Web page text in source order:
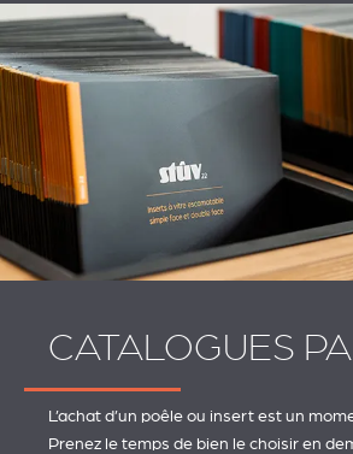
CATALOGUES
L’achat d’un poêle ou insert est un
Prenez le temps de bien le choisir en